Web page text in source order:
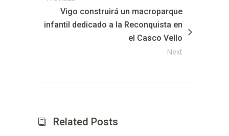
Vigo construirá un macroparque
infantil dedicado a la Reconquista en
el Casco Vello
Next
Related Posts